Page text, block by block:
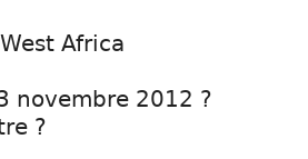
Africa
novembre 2012 ?
?